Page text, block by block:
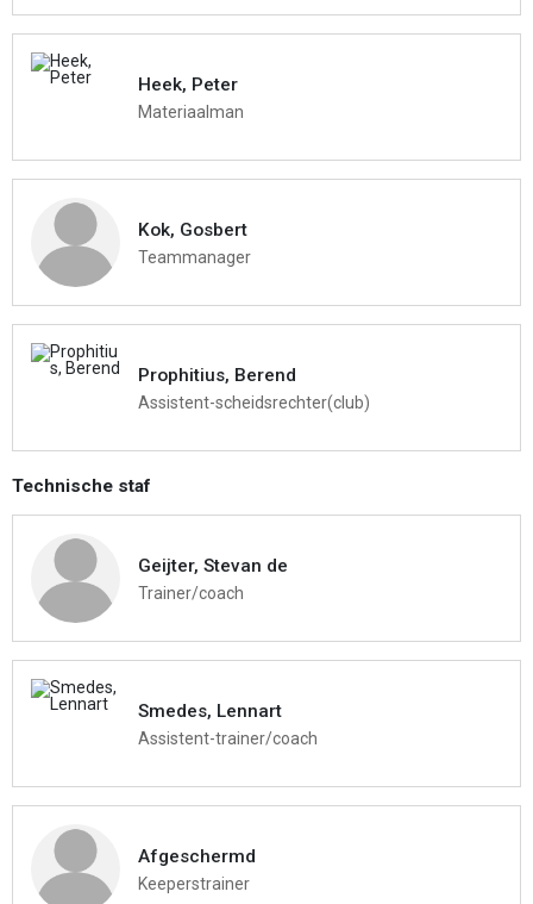
Heek, Peter
Materiaalman
Kok, Gosbert
Teammanager
Prophitius, Berend
Assistent-scheidsrechter(club)
Technische staf
Geijter, Stevan de
Trainer/coach
Smedes, Lennart
Assistent-trainer/coach
Afgeschermd
Keeperstrainer